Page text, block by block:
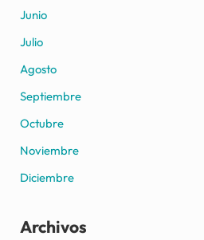
Junio
Julio
Agosto
Septiembre
Octubre
Noviembre
Diciembre
Archivos